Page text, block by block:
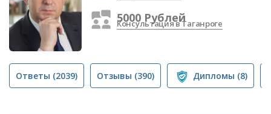
5000 Рублей
Консультация в Таганроге
Ответы (2039) Отзывы (390) Дипломы (8)